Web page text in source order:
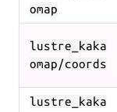
omap
lustre_kaka
omap/coords
lustre_kaka